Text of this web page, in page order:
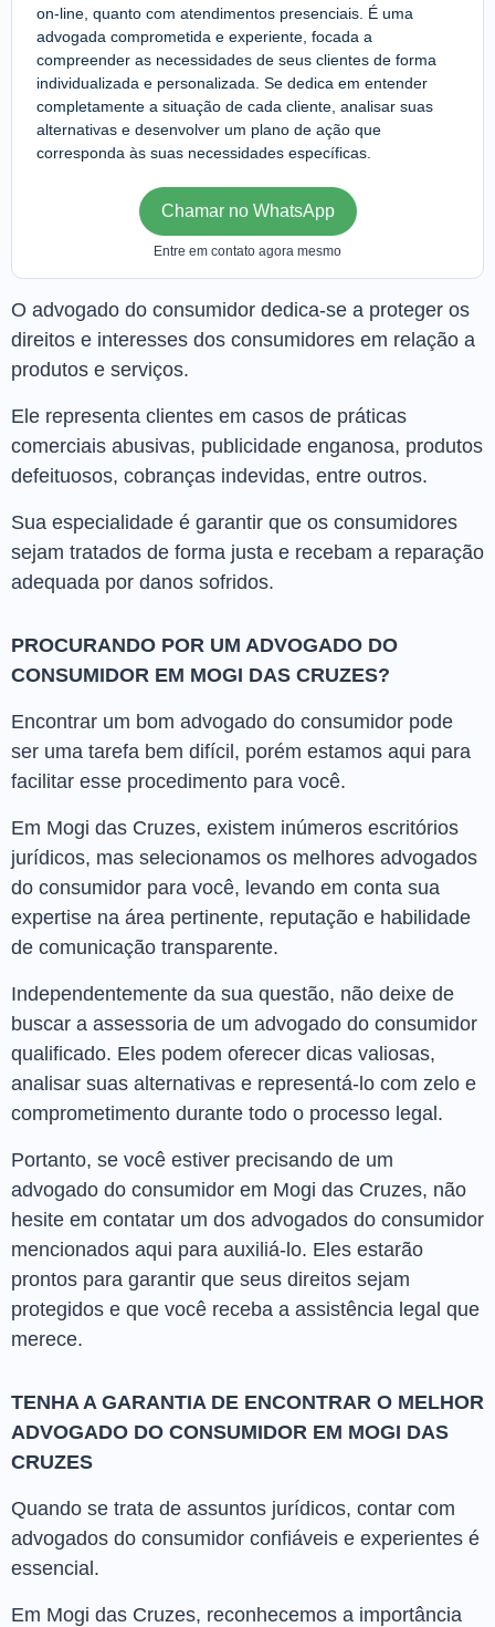
on-line, quanto com atendimentos presenciais. É uma
advogada comprometida e experiente, focada a
compreender as necessidades de seus clientes de forma
individualizada e personalizada. Se dedica em entender
completamente a situação de cada cliente, analisar suas
alternativas e desenvolver um plano de ação que
corresponda às suas necessidades específicas.
Chamar no WhatsApp
Entre em contato agora mesmo
O advogado do consumidor dedica-se a proteger os
direitos e interesses dos consumidores em relação a
produtos e serviços.
Ele representa clientes em casos de práticas
comerciais abusivas, publicidade enganosa, produtos
defeituosos, cobranças indevidas, entre outros.
Sua especialidade é garantir que os consumidores
sejam tratados de forma justa e recebam a reparação
adequada por danos sofridos.
PROCURANDO POR UM ADVOGADO DO
CONSUMIDOR EM MOGI DAS CRUZES?
Encontrar um bom advogado do consumidor pode
ser uma tarefa bem difícil, porém estamos aqui para
facilitar esse procedimento para você.
Em Mogi das Cruzes, existem inúmeros escritórios
jurídicos, mas selecionamos os melhores advogados
do consumidor para você, levando em conta sua
expertise na área pertinente, reputação e habilidade
de comunicação transparente.
Independentemente da sua questão, não deixe de
buscar a assessoria de um advogado do consumidor
qualificado. Eles podem oferecer dicas valiosas,
analisar suas alternativas e representá-lo com zelo e
comprometimento durante todo o processo legal.
Portanto, se você estiver precisando de um
advogado do consumidor em Mogi das Cruzes, não
hesite em contatar um dos advogados do consumidor
mencionados aqui para auxiliá-lo. Eles estarão
prontos para garantir que seus direitos sejam
protegidos e que você receba a assistência legal que
merece.
TENHA A GARANTIA DE ENCONTRAR O MELHOR
ADVOGADO DO CONSUMIDOR EM MOGI DAS
CRUZES
Quando se trata de assuntos jurídicos, contar com
advogados do consumidor confiáveis e experientes é
essencial.
Em Mogi das Cruzes, reconhecemos a importância